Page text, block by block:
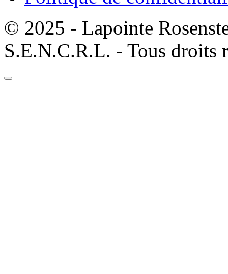
© 2025 - Lapointe
S.E.N.C.R.L. - Tous droits